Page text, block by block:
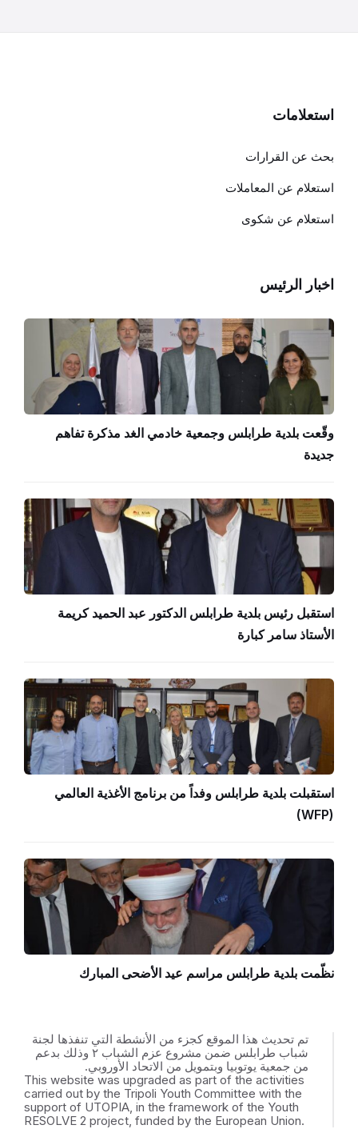
استعلامات
بحث عن القرارات
استعلام عن المعاملات
استعلام عن شكوى
اخبار الرئيس
وقّعت بلدية طرابلس وجمعية خادمي الغد مذكرة تفاهم
جديدة
استقبل رئيس بلدية طرابلس الدكتور عبد الحميد كريمة
الأستاذ سامر كبارة
استقبلت بلدية طرابلس وفداً من برنامج الأغذية العالمي
(WFP)
نظّمت بلدية طرابلس مراسم عيد الأضحى المبارك
تم تحديث هذا الموقع كجزء من الأنشطة التي تنفذها لجنة
شباب طرابلس ضمن مشروع عزم الشباب ٢ وذلك بدعم
من جمعية يوتوبيا وبتمويل من الاتحاد الأوروبي.
This website was upgraded as part of the activities
carried out by the Tripoli Youth Committee with the
support of UTOPIA, in the framework of the Youth
RESOLVE 2 project, funded by the European Union.